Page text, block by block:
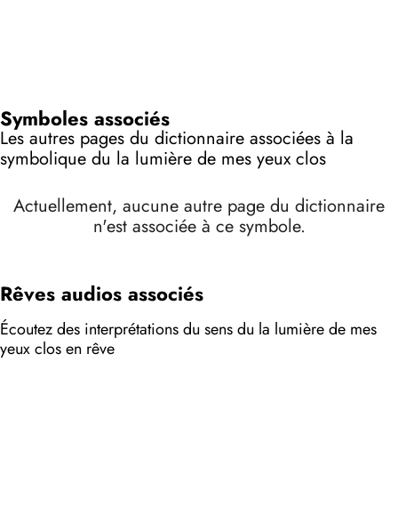
Symboles associés
Les autres pages du dictionnaire associées à la
symbolique du la lumière de mes yeux clos
Actuellement, aucune autre page du dictionnaire
n'est associée à ce symbole.
Rêves audios associés
Écoutez des interprétations du sens du la lumière de mes
yeux clos en rêve